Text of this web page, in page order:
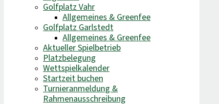
Golfplatz Vahr
Allgemeines & Greenfee
Golfplatz Garlstedt
Allgemeines & Greenfee
Aktueller Spielbetrieb
Platzbelegung
Wettspielkalender
Startzeit buchen
Turnieranmeldung &
Rahmenausschreibung